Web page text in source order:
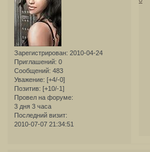
Зарегистрирован: 2010-04-24
Приглашений: 0
Сообщений: 483
Уважение: [+4/-0]
Позитив: [+10/-1]
Провел на форуме:
3 дня 3 часа
Последний визит:
2010-07-07 21:34:51